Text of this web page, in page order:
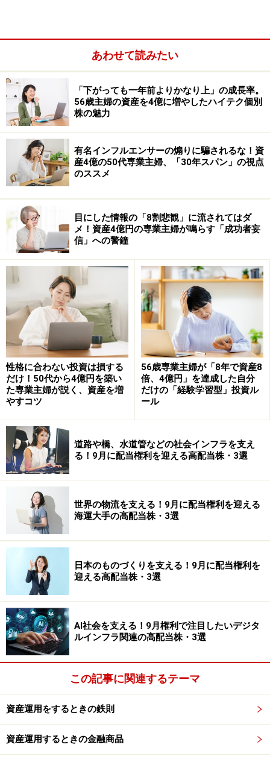
各構成資産の概要は以下のとおりです。
・国内債券（ローリスク・ローリターン）
主として日本国債から構成され、金利が確定し安定的な
収益が見込める証券です。景気が悪化し国内株式が不振
の状況下では金利が低下して価格が上昇するため分散投
資効果（資産間の損益が時に打ち消し合って収益が安定
する効果）が期待できます。
主として外国政府が発行する国債で、外貨建てで為替リ
スクを伴いますが金利はわが国より高いです。国によっ
て金融政策が相違することから国内債券・国内株式とは
分散投資効果が期待できます。
・国内株式（ハイリスク・ハイリターン）
日本企業が発行する株式です。市場において将来の業績
などを踏まえて日々価格が変化するためリスクは高いで
すが、日本経済の大部分は企業によって支えられている
ので、多くの銘柄に分散投資することでわが国の経済活
動に見合う収益が期待できます。
外国企業が発行する株式です。基本的な性格は国内株式
と同じですが、外貨建てなので為替リスクを伴い、外国
債券との相関が高いです。わが国に少ないIT企業や資源
企業、および経済成長率の高い新興国株式への投資が可
能であり、期待リターンが国内株式より高いです。
GPIFの基本ポートフォリオでは賃金上昇率
＋1.9％を目指している
長期運用の個人投資においてGPIFの基本ポートフォリオ
が適している理由はもう1つあり、それは、このポート
フォリオが賃金上昇率＋1.9％を最低限のリスクで目指す
ものとなっていることです。これは厚生年金保険の給付
は賃金上昇率によって改定されるため政府からGPIFに運
用目標として要請されているものです。
個人投資家としても、運用資産が賃金上昇率を上回る率
で増えていくとなれば、昨今のインフレにも耐性を有す
ることとなり投資価値があります。
あわせて読みたい
「下がっても一年前よりかなり上」の成長率。
56歳主婦の資産を4億に増やしたハイテク個別
株の魅力
有名インフルエンサーの煽りに騙されるな！資
産4億の50代専業主婦、「30年スパン」の視点
のススメ
目にした情報の「8割悲観」に流されてはダ
メ！資産4億円の専業主婦が鳴らす「成功者妄
信」への警鐘
性格に合わない投資は損する
だけ！50代から4億円を築い
た専業主婦が説く、資産を増
やすコツ
56歳専業主婦が「8年で資産8
倍、4億円」を達成した自分
だけの「経験学習型」投資ル
ール
道路や橋、水道管などの社会インフラを支え
る！9月に配当権利を迎える高配当株・3選
世界の物流を支える！9月に配当権利を迎える
海運大手の高配当株・3選
日本のものづくりを支える！9月に配当権利を
迎える高配当株・3選
AI社会を支える！9月権利で注目したいデジタ
ルインフラ関連の高配当株・3選
この記事に関連するテーマ
資産運用をするときの鉄則
資産運用するときの金融商品